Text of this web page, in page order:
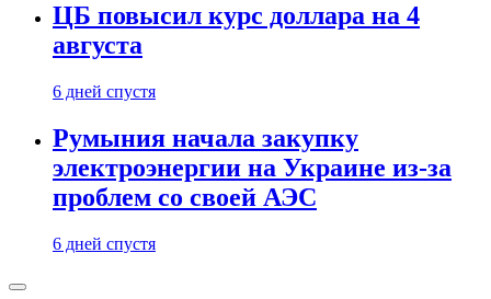
ЦБ повысил курс доллара на 4
августа
6 дней спустя
Румыния начала закупку
электроэнергии на Украине из-за
проблем со своей АЭС
6 дней спустя